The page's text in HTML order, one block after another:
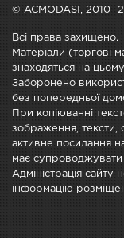
© ACMODASI, 2010 -
Всі права захищено.
Матеріали (торгові
знаходяться на
Заборонено
без попередньої
При копіюванні
зображення, тексти,
активне посилання
має супроводжувати
Адміністрація сайту
інформацію